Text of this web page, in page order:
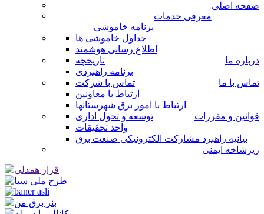
صفحه اصلی
معرفی خدمات
برنامه خاموشی
جداول خاموشی ها
اطلاع رسانی هوشمند
درباره ما
تاریخچه
برنامه راهبردی
تماس با ما
تماس با شرکت
ارتباط با معاونین
ارتباط با امور برق شهرستانها
قوانین و مقررات
توسعه و تحول اداری
واحد تحقیقات
بیانیه راهبرد مشارکت الکترونیکی صنعت برق
زیرشاخه ایمنی